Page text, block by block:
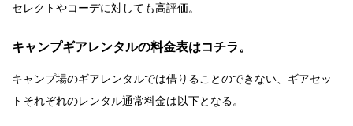
セレクトやコーデに対しても高評価。
キャンプギアレンタルの料金表はコチラ。
キャンプ場のギアレンタルでは借りることのできない、ギアセッ
トそれぞれのレンタル通常料金は以下となる。